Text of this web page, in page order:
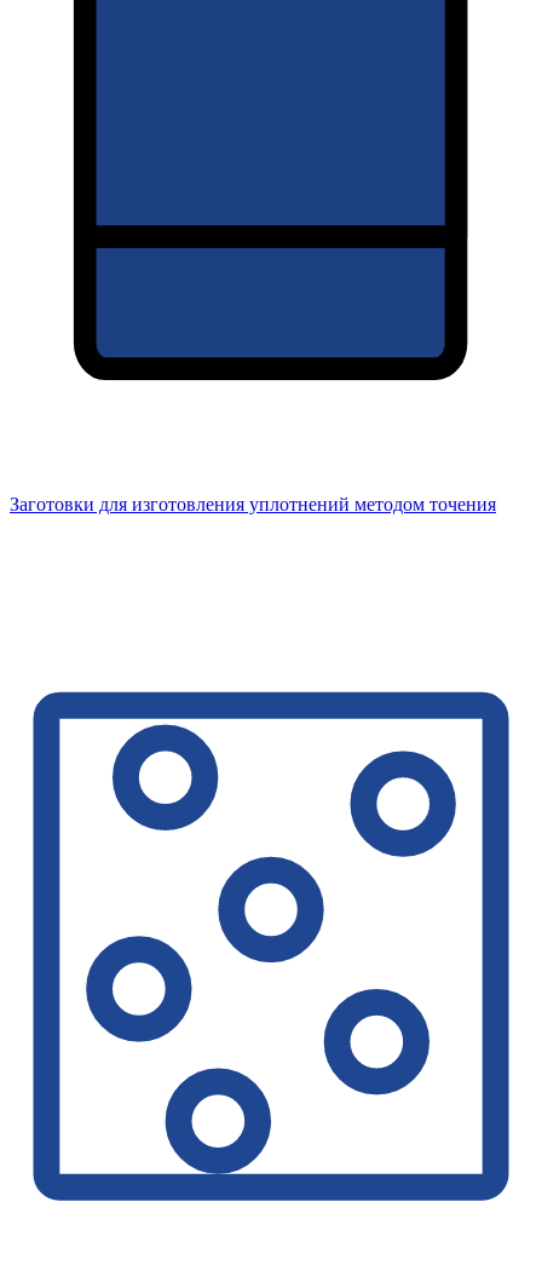
Заготовки для изготовления уплотнений методом точения